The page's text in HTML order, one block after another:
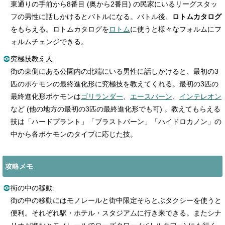
東通りの手前から8番目 (奥から2番目) の民家にいるリーグスタッ
フの男性に話しかけるとバトルになる。バトル後、
ロトムカタログ
をもらえる。ロトムカタログをロトムに使うと様々なフォルムにフ
ォルムチェンジできる。
究極技教え人:
街の東側にある公園内の北端にいる男性に話しかけると、 最初の3
匹のポケモンの最終進化形に究極技を教えてくれる。最初の3匹の
最終進化形ポケモンはゴリランダー エースバーン
インテレオン
など (他の地方の最初の3匹の最終進化形でも可) 。教えてもらえる
技は「ハードプラント」「ブラストバーン」「ハイドロカノン」の
中から各ポケモンのタイプに応じた技。
攻略メモ
街の中の移動:
街の中の移動にはモノレールと街中限定そらとぶタクシーを使うと
便利。それぞれ駅・ホテル・スタジアムに行き来できる。またシナ